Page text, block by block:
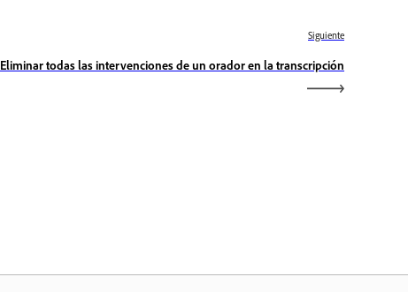
Siguiente
Eliminar todas las intervenciones de un orador en la transcripción